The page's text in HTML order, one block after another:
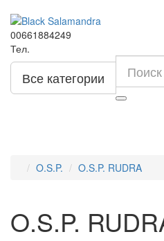
00661884249
Тел.
Все категории
O.S.P. O.S.P. RUDRA
O.S.P.